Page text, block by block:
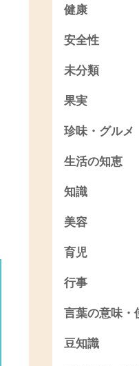
健康
安全性
未分類
果実
珍味・グルメ
生活の知恵
知識
美容
育児
行事
言葉の意味・
豆知識